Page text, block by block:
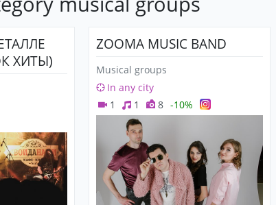
ХИТЫ)
ZOOMA MUSIC BAND
Musical groups
In any city
1
1 8 -10%